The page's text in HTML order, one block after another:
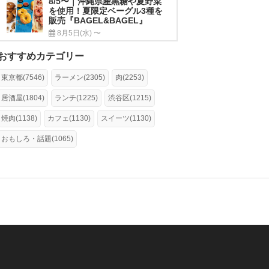
を使用！夏限定ベーグル3種を
販売『BAGEL&BAGEL』
8月5日(水) 〜
すすめカテゴリー
東京都(7546) ラーメン(2305) 肉(2253)
居酒屋(1804) ランチ(1225) 渋谷区(1215)
焼肉(1138) カフェ(1130) スイーツ(1130)
おもしろ・話題(1065)